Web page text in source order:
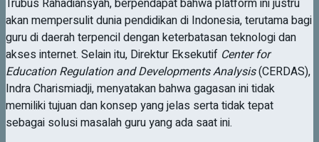
Trubus Rahadiansyah, berpendapat bahwa platform ini justru
akan mempersulit dunia pendidikan di Indonesia, terutama bagi
guru di daerah terpencil dengan keterbatasan teknologi dan
akses internet. Selain itu, Direktur Eksekutif Center for
Education Regulation and Developments Analysis(CERDAS),
Indra Charismiadji, menyatakan bahwa gagasan ini tidak
memiliki tujuan dan konsep yang jelas serta tidak tepat
sebagai solusi masalah guru yang ada saat ini.